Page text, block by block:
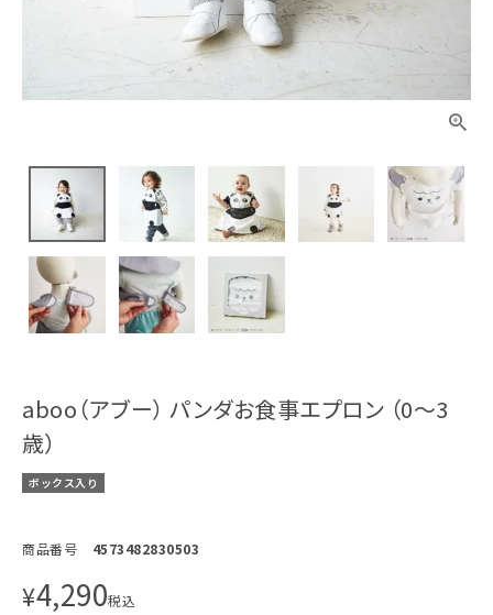
aboo（アブー） パンダお食事エプロン （0～3
歳）
ボックス入り
商品番号 4573482830503
¥4,290税込